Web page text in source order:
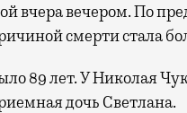
вчера вечером. По
смерти стала
89 лет. У Николая
дочь Светлана.